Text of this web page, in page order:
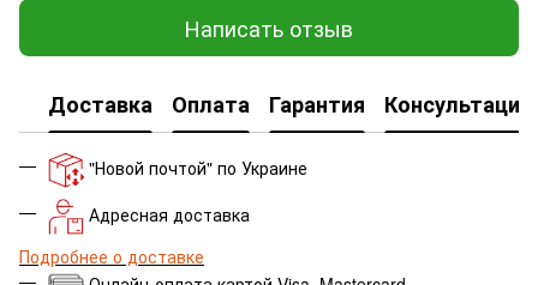
Написать отзыв
Доставка Оплата Гарантия Консультация
"Новой почтой" по Украине
Адресная доставка
Подробнее о доставке